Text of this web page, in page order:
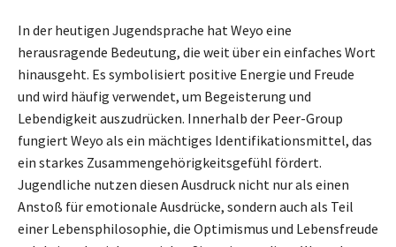
In der heutigen Jugendsprache hat Weyo eine
herausragende Bedeutung, die weit über ein einfaches Wort
hinausgeht. Es symbolisiert positive Energie und Freude
und wird häufig verwendet, um Begeisterung und
Lebendigkeit auszudrücken. Innerhalb der Peer-Group
fungiert Weyo als ein mächtiges Identifikationsmittel, das
ein starkes Zusammengehörigkeitsgefühl fördert.
Jugendliche nutzen diesen Ausdruck nicht nur als einen
Anstoß für emotionale Ausdrücke, sondern auch als Teil
einer Lebensphilosophie, die Optimismus und Lebensfreude